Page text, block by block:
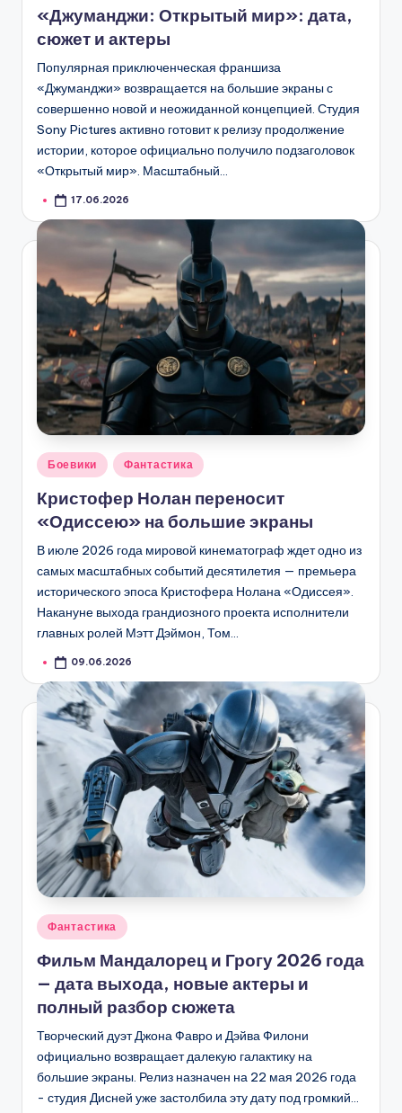
«Джуманджи: Открытый мир»: дата,
сюжет и актеры
Популярная приключенческая франшиза
«Джуманджи» возвращается на большие экраны с
совершенно новой и неожиданной концепцией. Студия
Sony Pictures активно готовит к релизу продолжение
истории, которое официально получило подзаголовок
«Открытый мир». Масштабный…
17.06.2026
Опубликовано
Боевики Фантастика
Кристофер Нолан переносит
«Одиссею» на большие экраны
В июле 2026 года мировой кинематограф ждет одно из
самых масштабных событий десятилетия — премьера
исторического эпоса Кристофера Нолана «Одиссея».
Накануне выхода грандиозного проекта исполнители
главных ролей Мэтт Дэймон, Том…
09.06.2026
Опубликовано
Фантастика
Фильм Мандалорец и Грогу 2026 года
— дата выхода, новые актеры и
полный разбор сюжета
Творческий дуэт Джона Фавро и Дэйва Филони
официально возвращает далекую галактику на
большие экраны. Релиз назначен на 22 мая 2026 года
- студия Дисней уже застолбила эту дату под громкий…